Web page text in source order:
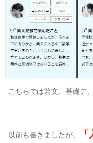
こちらでは芸文、基礎デ
以前も書きましたが、